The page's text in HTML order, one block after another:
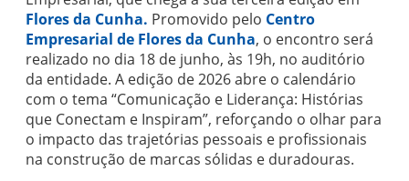
Flores da Cunha. Promovido pelo Centro
Empresarial de Flores da Cunha, o encontro será
realizado no dia 18 de junho, às 19h, no auditório
da entidade. A edição de 2026 abre o calendário
com o tema “Comunicação e Liderança: Histórias
que Conectam e Inspiram”, reforçando o olhar para
o impacto das trajetórias pessoais e profissionais
na construção de marcas sólidas e duradouras.